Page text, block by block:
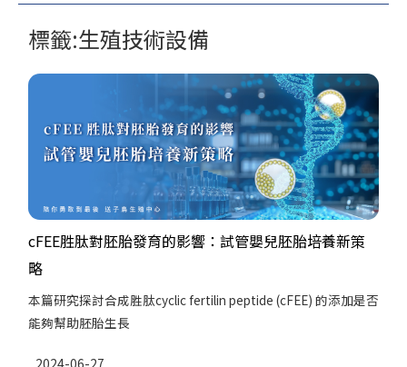
標籤:生殖技術設備
cFEE胜肽對胚胎發育的影響：試管嬰兒胚胎培養新策
略
本篇研究探討合成胜肽cyclic fertilin peptide (cFEE) 的添加是否
能夠幫助胚胎生長
2024-06-27